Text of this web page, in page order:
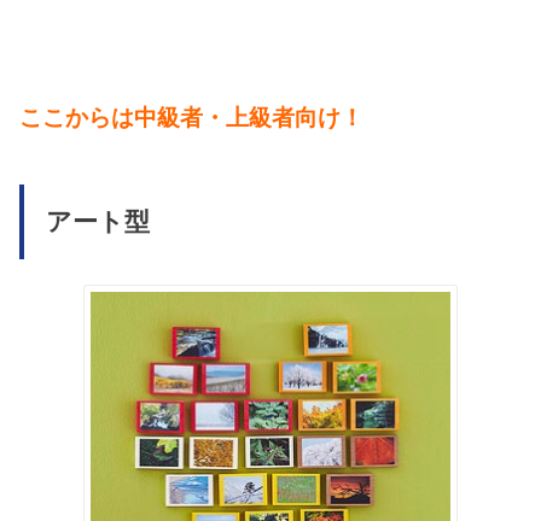
ここからは中級者・上級者向け！
アート型